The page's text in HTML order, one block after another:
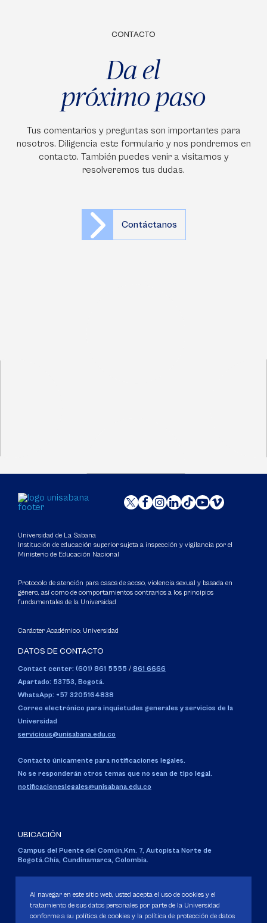
CONTACTO
Da el
próximo paso
Tus comentarios y preguntas son importantes para
nosotros. Diligencia este formulario y nos pondremos en
contacto. También puedes venir a visitarnos y
resolveremos tus dudas.
Contáctanos
Universidad de La Sabana
Institución de educación superior sujeta a inspección y vigilancia por el
Ministerio de Educación Nacional
Protocolo de atención para casos de acoso, violencia sexual y basada en
género, así como de comportamientos contrarios a los principios
fundamentales de la Universidad
Carácter Académico: Universidad
DATOS DE CONTACTO
Contact center: (601) 861 5555 / 861 6666
Apartado: 53753, Bogotá.
WhatsApp: +57 3205164838
Correo electrónico para inquietudes generales y servicios de la
Universidad
servicious@unisabana.edu.co
Contacto únicamente para notificaciones legales.
No se responderán otros temas que no sean de tipo legal.
notificacioneslegales@unisabana.edu.co
UBICACIÓN
Campus del Puente del Común,Km. 7, Autopista Norte de
Bogotá.Chía, Cundinamarca, Colombia.
Personería Jurídica:Resolución 130 del 14 de enero de 1980.
Ministerio de Educación Nacional.
Al navegar en este sitio web, usted acepta el uso de cookies y el
tratamiento de sus datos personales por parte de la Universidad
conforme a su política de cookies y la política de protección de datos